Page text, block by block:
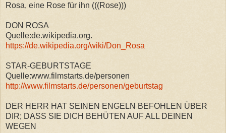
Rosa, eine Rose für ihn (((Rose)))
DON ROSA
Quelle:de.wikipedia.org.
https://de.wikipedia.org/wiki/Don_Rosa
STAR-GEBURTSTAGE
Quelle:www.filmstarts.de/personen
http://www.filmstarts.de/personen/geburtstag
DER HERR HAT SEINEN ENGELN BEFOHLEN ÜBER
DIR; DASS SIE DICH BEHÜTEN AUF ALL DEINEN
WEGEN